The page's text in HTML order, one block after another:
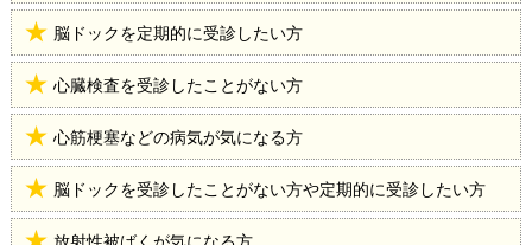
脳ドックを定期的に受診したい方
心臓検査を受診したことがない方
心筋梗塞などの病気が気になる方
脳ドックを受診したことがない方や定期的に受診したい方